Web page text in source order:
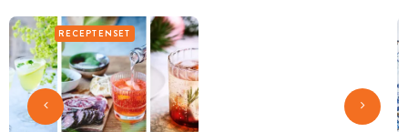
RECEPTENSET